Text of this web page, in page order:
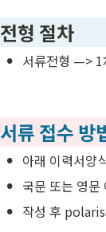
전형 절차
• 서류전형 —>
서류 접수 방
• 아래 이력서양
• 국문 또는 영문
• 작성 후